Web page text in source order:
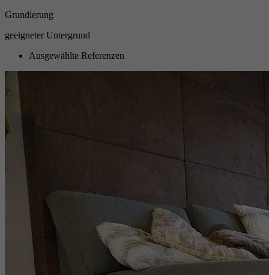
Grundierung
geeigneter Untergrund
Ausgewählte Referenzen